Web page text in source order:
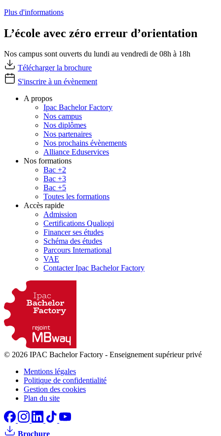
Plus d'informations
L’école avec zéro erreur d’orientation
Nos campus sont ouverts du lundi au vendredi de 08h à 18h
Télécharger la brochure
S'inscrire à un évènement
A propos
Ipac Bachelor Factory
Nos campus
Nos diplômes
Nos partenaires
Nos prochains évènements
Alliance Eduservices
Nos formations
Bac +2
Bac +3
Bac +5
Toutes les formations
Accès rapide
Admission
Certifications Qualiopi
Financer ses études
Schéma des études
Parcours International
VAE
Contacter Ipac Bachelor Factory
© 2026 IPAC Bachelor Factory - Enseignement supérieur privé
Mentions légales
Politique de confidentialité
Gestion des cookies
Plan du site
Brochure